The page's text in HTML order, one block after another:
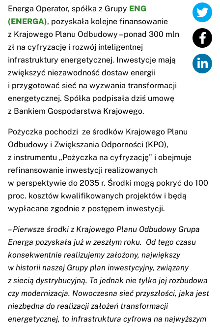
Energa Operator, spółka z Grupy ENG
(ENERGA), pozyskała kolejne finansowanie
z Krajowego Planu Odbudowy – ponad 300 mln
zł na cyfryzację i rozwój inteligentnej
infrastruktury energetycznej. Inwestycje mają
zwiększyć niezawodność dostaw energii
i przygotować sieć na wyzwania transformacji
energetycznej. Spółka podpisała dziś umowę
z Bankiem Gospodarstwa Krajowego.
Pożyczka pochodzi ze środków Krajowego Planu
Odbudowy i Zwiększania Odporności (KPO),
z instrumentu „Pożyczka na cyfryzację” i obejmuje
refinansowanie inwestycji realizowanych
w perspektywie do 2035 r. Środki mogą pokryć do 100
proc. kosztów kwalifikowanych projektów i będą
wypłacane zgodnie z postępem inwestycji.
– Pierwsze środki z Krajowego Planu Odbudowy Grupa
Energa pozyskała już w zeszłym roku. Od tego czasu
konsekwentnie realizujemy założony, największy
w historii naszej Grupy plan inwestycyjny, związany
z siecią dystrybucyjną. To jednak nie tylko jej rozbudowa
czy modernizacja. Nowoczesna sieć przyszłości, jaka jest
niezbędna do realizacji założeń transformacji
energetycznej, to infrastruktura cyfrowa na najwyższym